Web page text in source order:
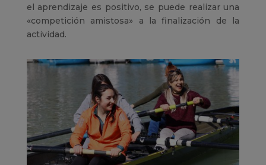
el aprendizaje es positivo, se puede realizar una
«competición amistosa» a la finalización de la
actividad.